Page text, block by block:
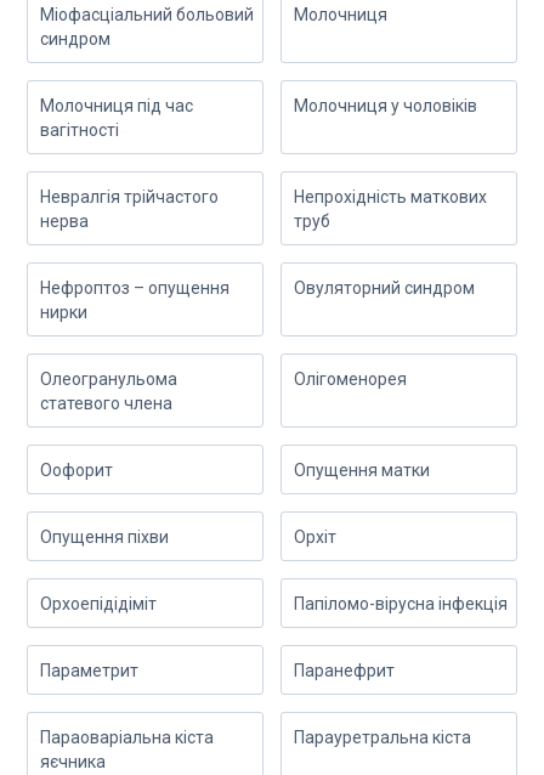
Міофасціальний больовий
синдром
Молочниця
Молочниця під час
вагітності
Молочниця у чоловіків
Невралгія трійчастого
нерва
Непрохідність маткових
труб
Нефроптоз – опущення
нирки
Овуляторний синдром
Олеогранульома
статевого члена
Олігоменорея
Оофорит Опущення матки
Опущення піхви Орхіт
Орхоепідідіміт Папіломо-вірусна інфекція
Параметрит Паранефрит
Параоваріальна кіста
яєчника
Парауретральна кіста